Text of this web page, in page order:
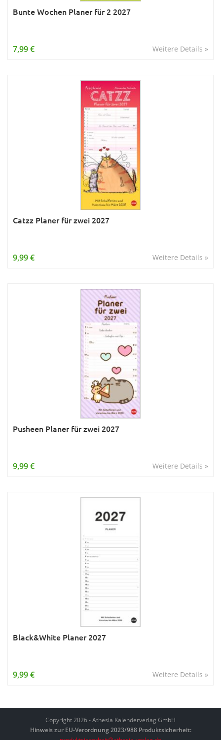
Bunte Wochen Planer für 2 2027
Weitere Details »
7,99 €
Catzz Planer für zwei 2027
Weitere Details »
9,99 €
Pusheen Planer für zwei 2027
Weitere Details »
9,99 €
Black&White Planer 2027
Weitere Details »
9,99 €
Copyright 2026 - Athesia Kalenderverlag GmbH
Hinweis zur EU-Verordnung 2023/988 Produktsicherheit: